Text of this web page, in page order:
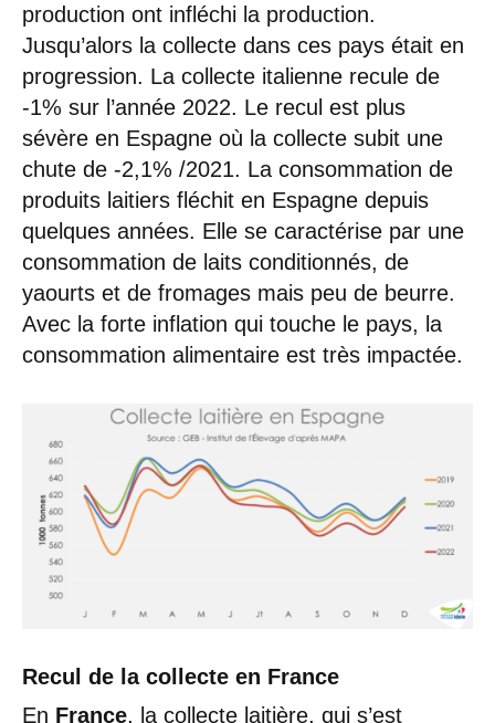
production ont infléchi la production.
Jusqu’alors la collecte dans ces pays était en
progression. La collecte italienne recule de
-1% sur l’année 2022. Le recul est plus
sévère en Espagne où la collecte subit une
chute de -2,1% /2021. La consommation de
produits laitiers fléchit en Espagne depuis
quelques années. Elle se caractérise par une
consommation de laits conditionnés, de
yaourts et de fromages mais peu de beurre.
Avec la forte inflation qui touche le pays, la
consommation alimentaire est très impactée.
Recul de la collecte en France
En France, la collecte laitière, qui s’est